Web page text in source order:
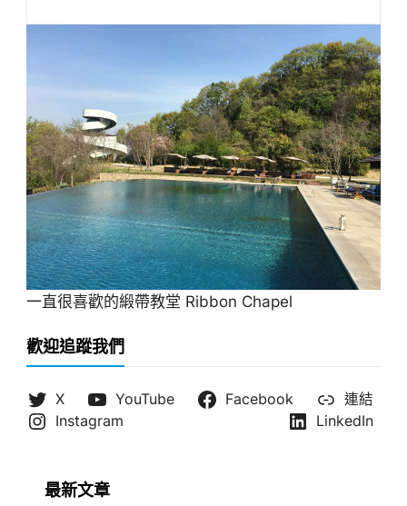
一直很喜歡的緞帶教堂 Ribbon Chapel
歡迎追蹤我們
X YouTube Facebook
連結
Instagram
LinkedIn
最新文章